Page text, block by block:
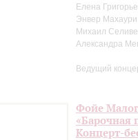
Елена
Энвер Махаури
Михаил
Александра
Ведущий
Фойе
«Барочная
Концерт-